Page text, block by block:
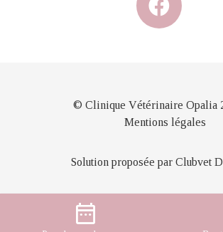
date_range
© Clinique Vétérinaire Opalia
Mentions légales
Solution proposée par Clubvet